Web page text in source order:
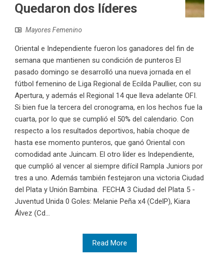
Quedaron dos líderes
Mayores Femenino
Oriental e Independiente fueron los ganadores del fin de
semana que mantienen su condición de punteros El
pasado domingo se desarrolló una nueva jornada en el
fútbol femenino de Liga Regional de Ecilda Paullier, con su
Apertura, y además el Regional 14 que lleva adelante OFI.
Si bien fue la tercera del cronograma, en los hechos fue la
cuarta, por lo que se cumplió el 50% del calendario. Con
respecto a los resultados deportivos, había choque de
hasta ese momento punteros, que ganó Oriental con
comodidad ante Juincam. El otro líder es Independiente,
que cumplió al vencer al siempre difícil Rampla Juniors por
tres a uno. Además también festejaron una victoria Ciudad
del Plata y Unión Bambina. FECHA 3 Ciudad del Plata 5 -
Juventud Unida 0 Goles: Melanie Peña x4 (CdelP), Kiara
Álvez (Cd...
Read More